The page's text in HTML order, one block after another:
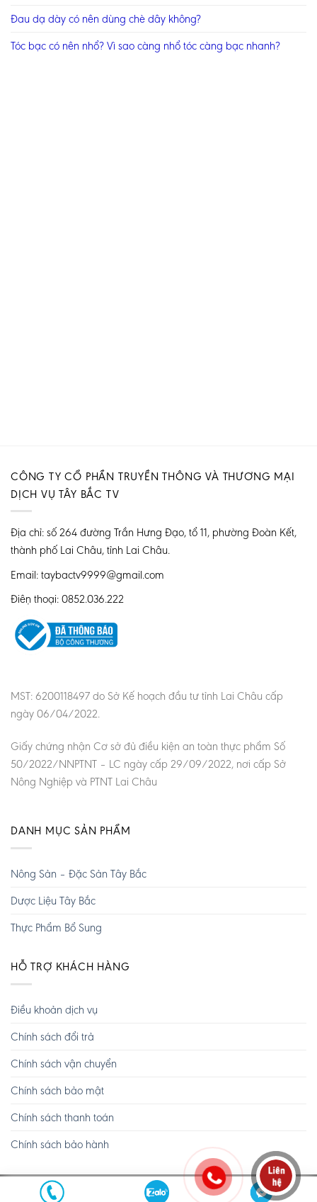
Đau dạ dày có nên dùng chè dây không?
Tóc bạc có nên nhổ? Vì sao càng nhổ tóc càng bạc nhanh?
CÔNG TY CỔ PHẦN TRUYỀN THÔNG VÀ THƯƠNG MẠI
DỊCH VỤ TÂY BẮC TV
Địa chỉ: số 264 đường Trần Hưng Đạo, tổ 11, phường Đoàn Kết,
thành phố Lai Châu, tỉnh Lai Châu.
Email: taybactv9999@gmail.com
Điện thoại: 0852.036.222
MST: 6200118497 do Sở Kế hoạch đầu tư tỉnh Lai Châu cấp
ngày 06/04/2022.
Giấy chứng nhận Cơ sở đủ điều kiện an toàn thực phẩm Số
50/2022/NNPTNT – LC ngày cấp 29/09/2022, nơi cấp Sở
Nông Nghiệp và PTNT Lai Châu
DANH MỤC SẢN PHẨM
Nông Sản – Đặc Sản Tây Bắc
Dược Liệu Tây Bắc
Thực Phẩm Bổ Sung
HỖ TRỢ KHÁCH HÀNG
Điều khoản dịch vụ
Chính sách đổi trả
Chính sách vận chuyển
Chính sách bảo mật
Chính sách thanh toán
Chính sách bảo hành
Copyright 2026 © Tây Bắc TV